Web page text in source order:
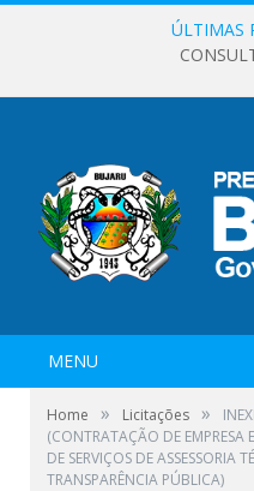
ÚLTIMAS
MENU
Home » Licitações »
(CONTRATAÇÃO DE EMPRESA
DE SERVIÇOS DE ASSESSORIA
TRANSPARÊNCIA PÚBLICA)